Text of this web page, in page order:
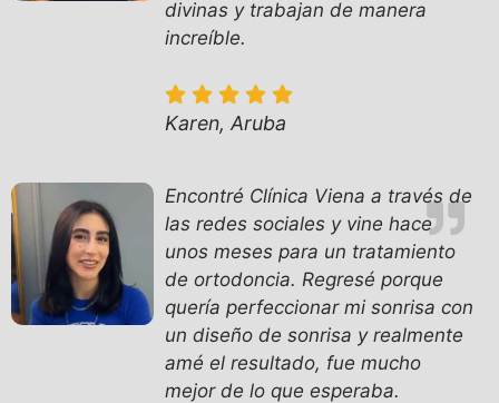
divinas y trabajan de manera
increíble.
Karen, Aruba
Encontré Clínica Viena a través de
las redes sociales y vine hace
unos meses para un tratamiento
de ortodoncia. Regresé porque
quería perfeccionar mi sonrisa con
un diseño de sonrisa y realmente
amé el resultado, fue mucho
mejor de lo que esperaba.